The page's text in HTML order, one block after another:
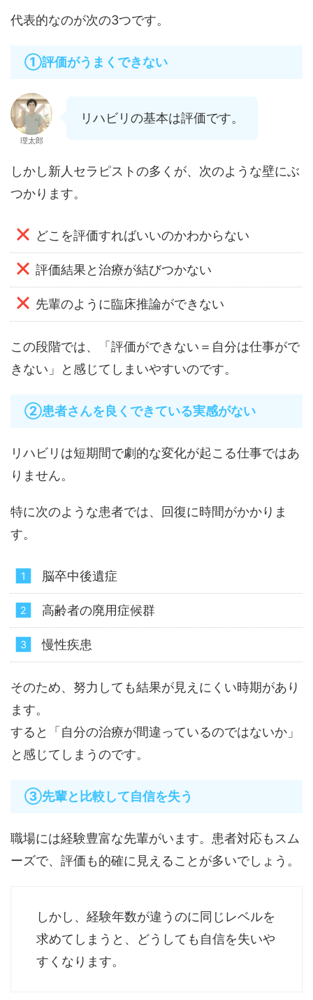
代表的なのが次の3つです。
①評価がうまくできない
理太郎
リハビリの基本は評価です。
しかし新人セラピストの多くが、次のような壁にぶ
つかります。
どこを評価すればいいのかわからない
評価結果と治療が結びつかない
先輩のように臨床推論ができない
この段階では、「評価ができない＝自分は仕事がで
きない」と感じてしまいやすいのです。
②患者さんを良くできている実感がない
リハビリは短期間で劇的な変化が起こる仕事ではあ
りません。
特に次のような患者では、回復に時間がかかりま
す。
脳卒中後遺症
高齢者の廃用症候群
慢性疾患
そのため、努力しても結果が見えにくい時期があり
ます。
すると「自分の治療が間違っているのではないか」
と感じてしまうのです。
③先輩と比較して自信を失う
職場には経験豊富な先輩がいます。患者対応もスム
ーズで、評価も的確に見えることが多いでしょう。
しかし、経験年数が違うのに同じレベルを
求めてしまうと、どうしても自信を失いや
すくなります。